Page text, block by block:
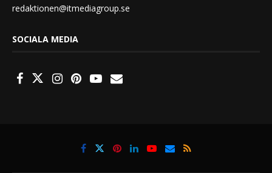
redaktionen@itmediagroup.se
SOCIALA MEDIA